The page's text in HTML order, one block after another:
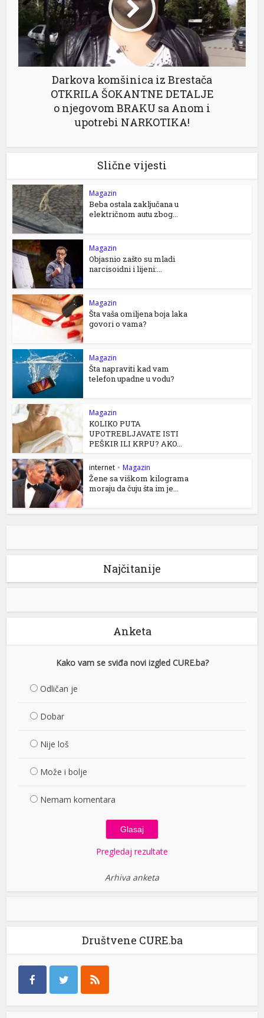
Darkova komšinica iz Brestača
OTKRILA ŠOKANTNE DETALJE
o njegovom BRAKU sa Anom i
upotrebi NARKOTIKA!
Slične vijesti
Magazin
Beba ostala zaključana u
električnom autu zbog...
Magazin
Objasnio zašto su mladi
narcisoidni i lijeni:...
Magazin
Šta vaša omiljena boja laka
govori o vama?
Magazin
Šta napraviti kad vam
telefon upadne u vodu?
Magazin
KOLIKO PUTA
UPOTREBLJAVATE ISTI
PEŠKIR ILI KRPU? AKO...
internet • Magazin
Žene sa viškom kilograma
moraju da čuju šta im je...
Najčitanije
Anketa
Kako vam se sviđa novi izgled CURE.ba?
Odličan je
Dobar
Nije loš
Može i bolje
Nemam komentara
Pregledaj rezultate
Arhiva anketa
Društvene CURE.ba